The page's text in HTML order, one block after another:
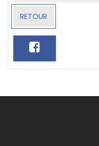
RETOUR